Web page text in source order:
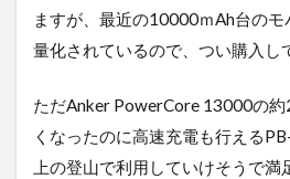
ますが、最近の10000ｍAh台の
量化されているので、つい購入し
ただAnker PowerCore 13000の
くなったのに高速充電も行える
上の登山で利用していけそうで満